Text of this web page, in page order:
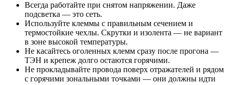
Всегда работайте при снятом напряжении. Даже
подсветка — это сеть.
Используйте клеммы с правильным сечением и
термостойкие чехлы. Скрутки и изолента — не вариант
в зоне высокой температуры.
Не касайтесь оголенных клемм сразу после прогона —
ТЭН и крепеж долго остаются горячими.
Не прокладывайте провода поверх отражателей и рядом
с горячими зональными точками — они должны идти